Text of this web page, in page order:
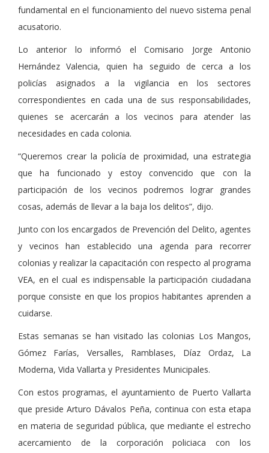
fundamental en el funcionamiento del nuevo sistema penal
acusatorio.
Lo anterior lo informó el Comisario Jorge Antonio
Hernández Valencia, quien ha seguido de cerca a los
policías asignados a la vigilancia en los sectores
correspondientes en cada una de sus responsabilidades,
quienes se acercarán a los vecinos para atender las
necesidades en cada colonia.
“Queremos crear la policía de proximidad, una estrategia
que ha funcionado y estoy convencido que con la
participación de los vecinos podremos lograr grandes
cosas, además de llevar a la baja los delitos”, dijo.
Junto con los encargados de Prevención del Delito, agentes
y vecinos han establecido una agenda para recorrer
colonias y realizar la capacitación con respecto al programa
VEA, en el cual es indispensable la participación ciudadana
porque consiste en que los propios habitantes aprenden a
cuidarse.
Estas semanas se han visitado las colonias Los Mangos,
Gómez Farías, Versalles, Ramblases, Díaz Ordaz, La
Moderna, Vida Vallarta y Presidentes Municipales.
Con estos programas, el ayuntamiento de Puerto Vallarta
que preside Arturo Dávalos Peña, continua con esta etapa
en materia de seguridad pública, que mediante el estrecho
acercamiento de la corporación policiaca con los